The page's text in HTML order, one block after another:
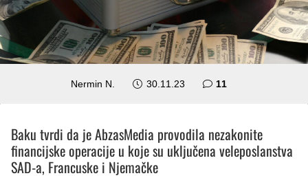
Nermin N. 30.11.23 11
Baku tvrdi da je AbzasMedia provodila nezakonite
financijske operacije u koje su uključena veleposlanstva
SAD-a, Francuske i Njemačke